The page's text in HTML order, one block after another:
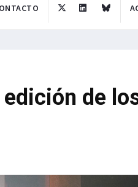
de